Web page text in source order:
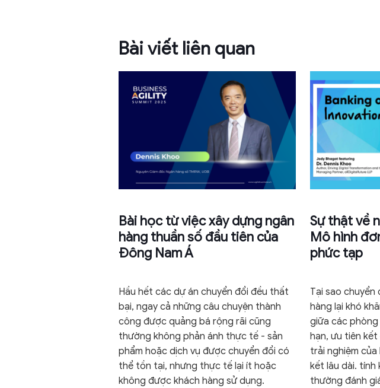
Bài viết liên quan
Bài học từ việc xây dựng ngân
hàng thuần số đầu tiên của
Đông Nam Á
Hầu hết các dự án chuyển đổi đều thất
bại, ngay cả những câu chuyện thành
công được quảng bá rộng rãi cũng
thường không phản ánh thực tế - sản
phẩm hoặc dịch vụ được chuyển đổi có
thể tồn tại, nhưng thực tế lại ít hoặc
không được khách hàng sử dụng.
Sự thật về
Mô hình
phức tạp
Tại sao
hàng lại khó
giữa các
hạn, ưu tiên
trải nghiệm
kết lâu dài.
thường đánh